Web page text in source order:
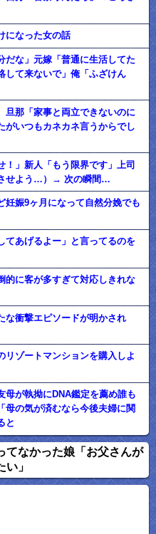
になった女の話
だな」元嫁「普通に生活してた
して来ないで」俺「ふざけん
旦那「家事と両立できないのに
がいつもカネカネ言うからでし
！」新人「もう限界です」上司
させよう…）→ 次の瞬間…
妊娠9ヶ月になって自然分娩でも
てあげるよー」と言ってるのを
的に客が多すぎて対応しきれな
な衝撃エピソードが明かされ
リゾートマンションを購入しよ
母が執拗にDNA鑑定を薦め誰も
母の気が済むなら今後夫婦に関
と
てなかった娘「お父さんが
」